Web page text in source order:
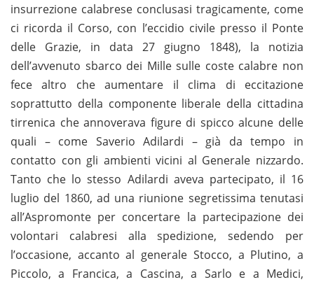
insurrezione calabrese conclusasi tragicamente, come
ci ricorda il Corso, con l’eccidio civile presso il Ponte
delle Grazie, in data 27 giugno 1848), la notizia
dell’avvenuto sbarco dei Mille sulle coste calabre non
fece altro che aumentare il clima di eccitazione
soprattutto della componente liberale della cittadina
tirrenica che annoverava figure di spicco alcune delle
quali – come Saverio Adilardi – già da tempo in
contatto con gli ambienti vicini al Generale nizzardo.
Tanto che lo stesso Adilardi aveva partecipato, il 16
luglio del 1860, ad una riunione segretissima tenutasi
all’Aspromonte per concertare la partecipazione dei
volontari calabresi alla spedizione, sedendo per
l’occasione, accanto al generale Stocco, a Plutino, a
Piccolo, a Francica, a Cascina, a Sarlo e a Medici,